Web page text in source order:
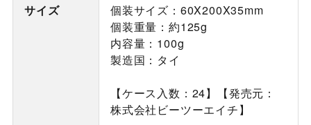
サイズ
個装サイズ：60X200X35mm
個装重量：約125g
内容量：100g
製造国：タイ
【ケース入数：24】【発売元：
株式会社ビーツーエイチ】